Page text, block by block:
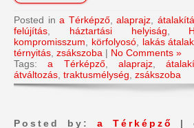
Posted in a Térképző, alaprajz
felújítás
háztartási helyiság
kompromisszum
körfolyosó, lakás
térnyitás zsákszoba | No Comments »
Tags:a Térképző,alaprajz ,
átváltozás traktusmélység zsákszoba
Posted by: a Térképző
|